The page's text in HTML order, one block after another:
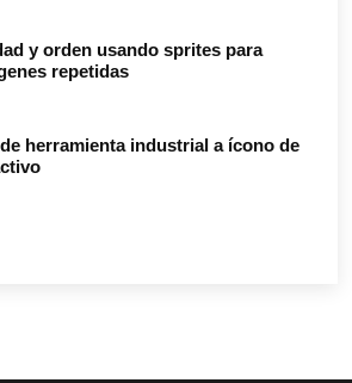
y orden usando sprites para
repetidas
herramienta industrial a ícono de